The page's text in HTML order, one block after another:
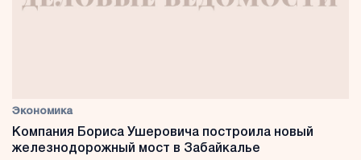
Экономика
Компания Бориса Ушеровича построила новый
железнодорожный мост в Забайкалье